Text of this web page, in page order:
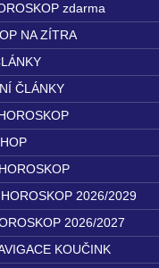
zdarma
NA ZÍTRA
ČLÁNKY
2026/2029
2026/2027
KOUČINK